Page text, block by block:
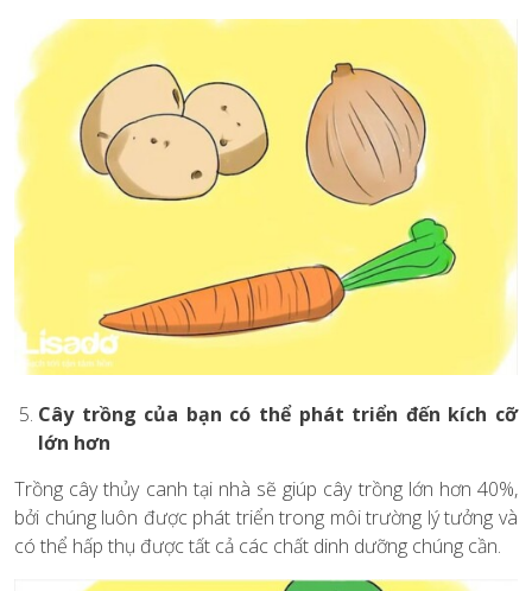
Cây trồng của bạn có thể phát triển đến kích cỡ
lớn hơn
Trồng cây thủy canh tại nhà sẽ giúp cây trồng lớn hơn 40%,
bởi chúng luôn được phát triển trong môi trường lý tưởng và
có thể hấp thụ được tất cả các chất dinh dưỡng chúng cần.